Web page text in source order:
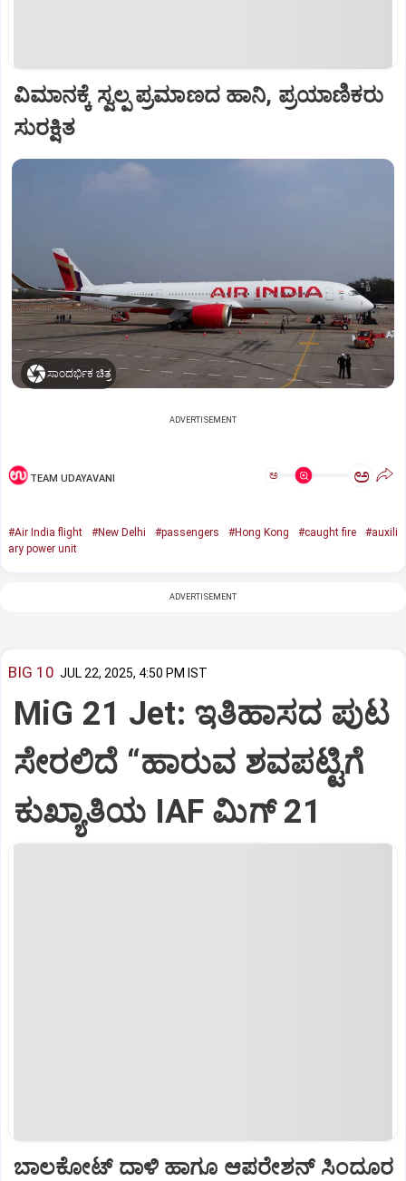
ವಿಮಾನಕ್ಕೆ ಸ್ವಲ್ಪ ಪ್ರಮಾಣದ ಹಾನಿ, ಪ್ರಯಾಣಿಕರು
ಸುರಕ್ಷಿತ
ಸಾಂದರ್ಭಿಕ ಚಿತ್ರ
ADVERTISEMENT
TEAM UDAYAVANI ಅ ಅ
#Air India flight #New Delhi #passengers #Hong Kong #caught fire
#auxili
ary power unit
ADVERTISEMENT
BIG 10 JUL 22, 2025, 4:50 PM IST
MiG 21 Jet: ಇತಿಹಾಸದ ಪುಟ
ಸೇರಲಿದೆ “ಹಾರುವ ಶವಪಟ್ಟಿಗೆ
ಕುಖ್ಯಾತಿಯ IAF ಮಿಗ್‌ 21
ಬಾಲಕೋಟ್‌ ದಾಳಿ ಹಾಗೂ ಆಪರೇಶನ್‌ ಸಿಂದೂರ